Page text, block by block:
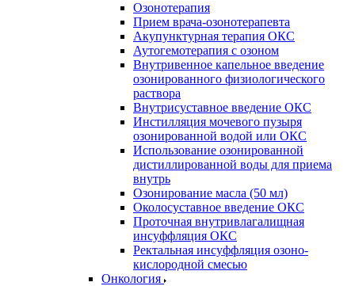
Озонотерапия
Прием врача-озонотерапевта
Акупунктурная терапия ОКС
Аутогемотерапия с озоном
Внутривенное капельное введение
озонированного физиологического
раствора
Внутрисуставное введение ОКС
Инстилляция мочевого пузыря
озонированной водой или ОКС
Использование озонированной
дистиллированной воды для приема
внутрь
Озонирование масла (50 мл)
Околосуставное введение ОКС
Проточная внутривлагалищная
инсуффляция ОКС
Ректальная инсуффляция озоно-
кислородной смесью
Онкология